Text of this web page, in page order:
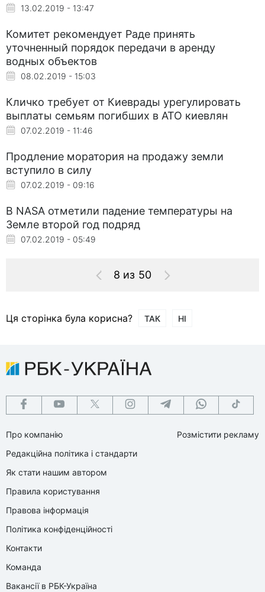
13.02.2019 - 13:47
Комитет рекомендует Раде принять
уточненный порядок передачи в аренду
водных объектов
08.02.2019 - 15:03
Кличко требует от Киеврады урегулировать
выплаты семьям погибших в АТО киевлян
07.02.2019 - 11:46
Продление моратория на продажу земли
вступило в силу
07.02.2019 - 09:16
В NASA отметили падение температуры на
Земле второй год подряд
07.02.2019 - 05:49
8 из 50
Ця сторінка була корисна? ТАК НІ
Про компанію
Редакційна політика і стандарти
Як стати нашим автором
Правила користування
Правова інформація
Політика конфіденційності
Контакти
Команда
Вакансії в РБК-Україна
Розмістити рекламу